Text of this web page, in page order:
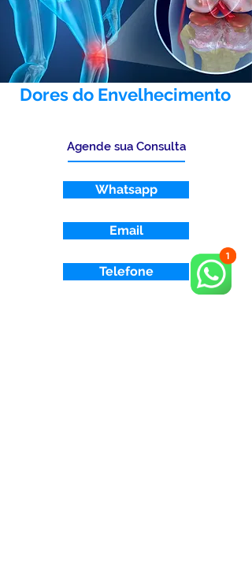
Dores do Envelhecimento
Agende sua Consulta
Whatsapp
Email
Telefone